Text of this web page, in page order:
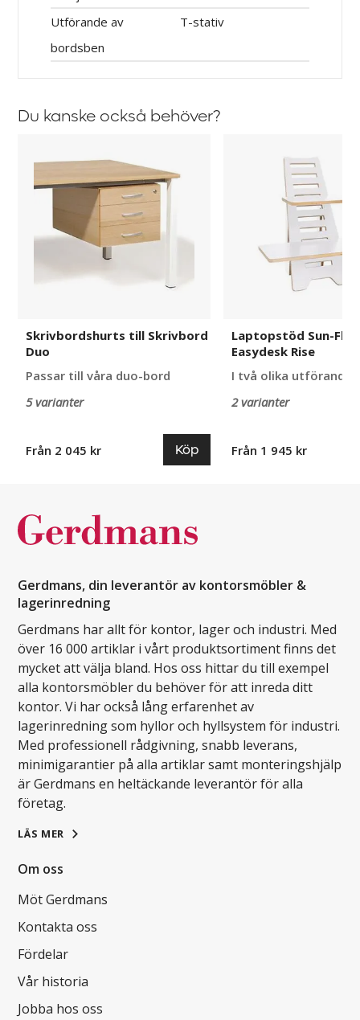
Utförande av
bordsben
T-stativ
Du kanske också behöver?
till
Skrivbord
Skrivbordshurts till Skrivbord
Duo
Passar till våra duo-bord
5 varianter
Från 2 045 kr Köp
Easydesk
Laptopstöd Sun-Flex
Easydesk Rise
I två olika utföranden
2 varianter
Från 1 945 kr
Gerdmans, din leverantör av kontorsmöbler &
lagerinredning
Gerdmans har allt för kontor, lager och industri. Med
över 16 000 artiklar i vårt produktsortiment finns det
mycket att välja bland. Hos oss hittar du till exempel
alla kontorsmöbler du behöver för att inreda ditt
kontor. Vi har också lång erfarenhet av
lagerinredning som hyllor och hyllsystem för industri.
Med professionell rådgivning, snabb leverans,
minimigarantier på alla artiklar samt monteringshjälp
är Gerdmans en heltäckande leverantör för alla
företag.
LÄS MER
Om oss
Möt Gerdmans
Kontakta oss
Fördelar
Vår historia
Jobba hos oss